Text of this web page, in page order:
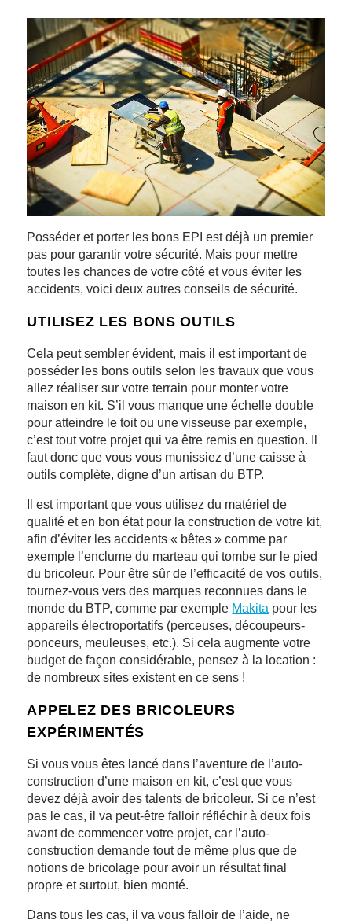
Posséder et porter les bons EPI est déjà un premier
pas pour garantir votre sécurité. Mais pour mettre
toutes les chances de votre côté et vous éviter les
accidents, voici deux autres conseils de sécurité.
UTILISEZ LES BONS OUTILS
Cela peut sembler évident, mais il est important de
posséder les bons outils selon les travaux que vous
allez réaliser sur votre terrain pour monter votre
maison en kit. S’il vous manque une échelle double
pour atteindre le toit ou une visseuse par exemple,
c’est tout votre projet qui va être remis en question. Il
faut donc que vous vous munissiez d’une caisse à
outils complète, digne d’un artisan du BTP.
Il est important que vous utilisez du matériel de
qualité et en bon état pour la construction de votre kit,
afin d’éviter les accidents « bêtes » comme par
exemple l’enclume du marteau qui tombe sur le pied
du bricoleur. Pour être sûr de l’efficacité de vos outils,
tournez-vous vers des marques reconnues dans le
monde du BTP, comme par exemple Makita pour les
appareils électroportatifs (perceuses, découpeurs-
ponceurs, meuleuses, etc.). Si cela augmente votre
budget de façon considérable, pensez à la location :
de nombreux sites existent en ce sens !
APPELEZ DES BRICOLEURS
EXPÉRIMENTÉS
Si vous vous êtes lancé dans l’aventure de l’auto-
construction d’une maison en kit, c’est que vous
devez déjà avoir des talents de bricoleur. Si ce n’est
pas le cas, il va peut-être falloir réfléchir à deux fois
avant de commencer votre projet, car l’auto-
construction demande tout de même plus que de
notions de bricolage pour avoir un résultat final
propre et surtout, bien monté.
Dans tous les cas, il va vous falloir de l’aide, ne